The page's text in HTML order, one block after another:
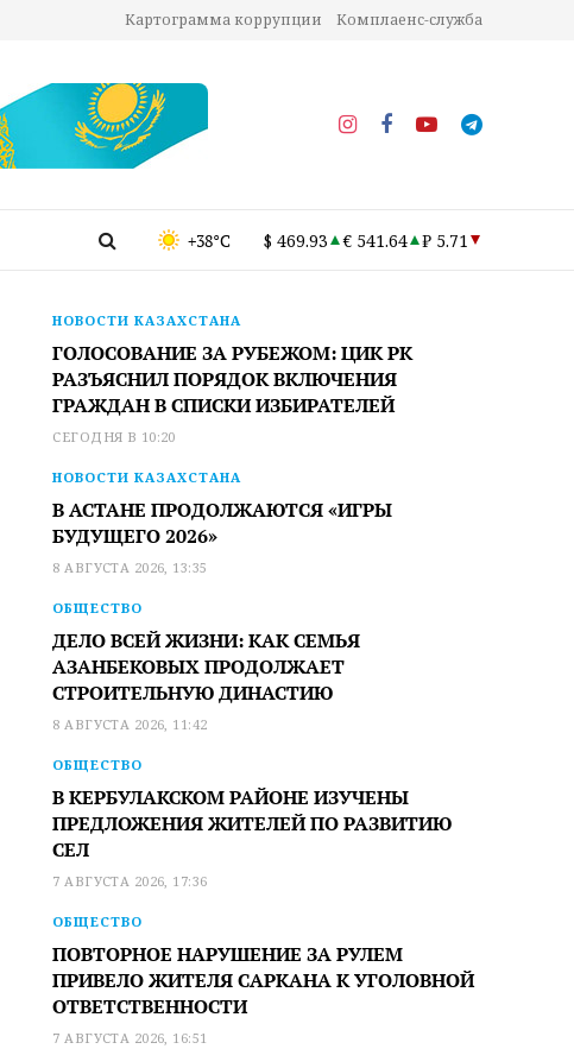
Картограмма коррупции Комплаенс-служба
+38°C $ 469.93 € 541.64 ₽ 5.71
НОВОСТИ КАЗАХСТАНА
ГОЛОСОВАНИЕ ЗА РУБЕЖОМ: ЦИК РК
РАЗЪЯСНИЛ ПОРЯДОК ВКЛЮЧЕНИЯ
ГРАЖДАН В СПИСКИ ИЗБИРАТЕЛЕЙ
СЕГОДНЯ В 10:20
НОВОСТИ КАЗАХСТАНА
В АСТАНЕ ПРОДОЛЖАЮТСЯ «ИГРЫ
БУДУЩЕГО 2026»
8 АВГУСТА 2026, 13:35
ОБЩЕСТВО
ДЕЛО ВСЕЙ ЖИЗНИ: КАК СЕМЬЯ
АЗАНБЕКОВЫХ ПРОДОЛЖАЕТ
СТРОИТЕЛЬНУЮ ДИНАСТИЮ
8 АВГУСТА 2026, 11:42
ОБЩЕСТВО
В КЕРБУЛАКСКОМ РАЙОНЕ ИЗУЧЕНЫ
ПРЕДЛОЖЕНИЯ ЖИТЕЛЕЙ ПО РАЗВИТИЮ
СЕЛ
7 АВГУСТА 2026, 17:36
ОБЩЕСТВО
ПОВТОРНОЕ НАРУШЕНИЕ ЗА РУЛЕМ
ПРИВЕЛО ЖИТЕЛЯ САРКАНА К УГОЛОВНОЙ
ОТВЕТСТВЕННОСТИ
7 АВГУСТА 2026, 16:51